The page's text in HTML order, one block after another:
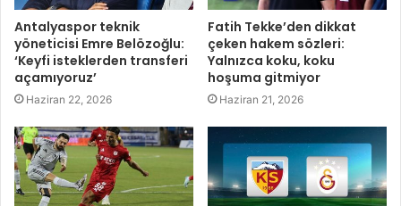
Antalyaspor teknik
yöneticisi Emre Belözoğlu:
‘Keyfi isteklerden transferi
açamıyoruz’
Haziran 22, 2026
Fatih Tekke’den dikkat
çeken hakem sözleri:
Yalnızca koku, koku
hoşuma gitmiyor
Haziran 21, 2026